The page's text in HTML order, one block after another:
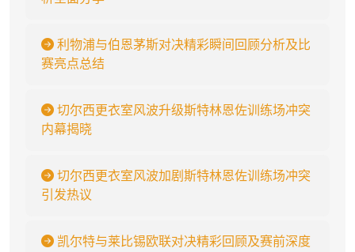
利物浦与伯恩茅斯对决精彩瞬间回顾分析及比
赛亮点总结
切尔西更衣室风波升级斯特林恩佐训练场冲突
内幕揭晓
切尔西更衣室风波加剧斯特林恩佐训练场冲突
引发热议
凯尔特与莱比锡欧联对决精彩回顾及赛前深度